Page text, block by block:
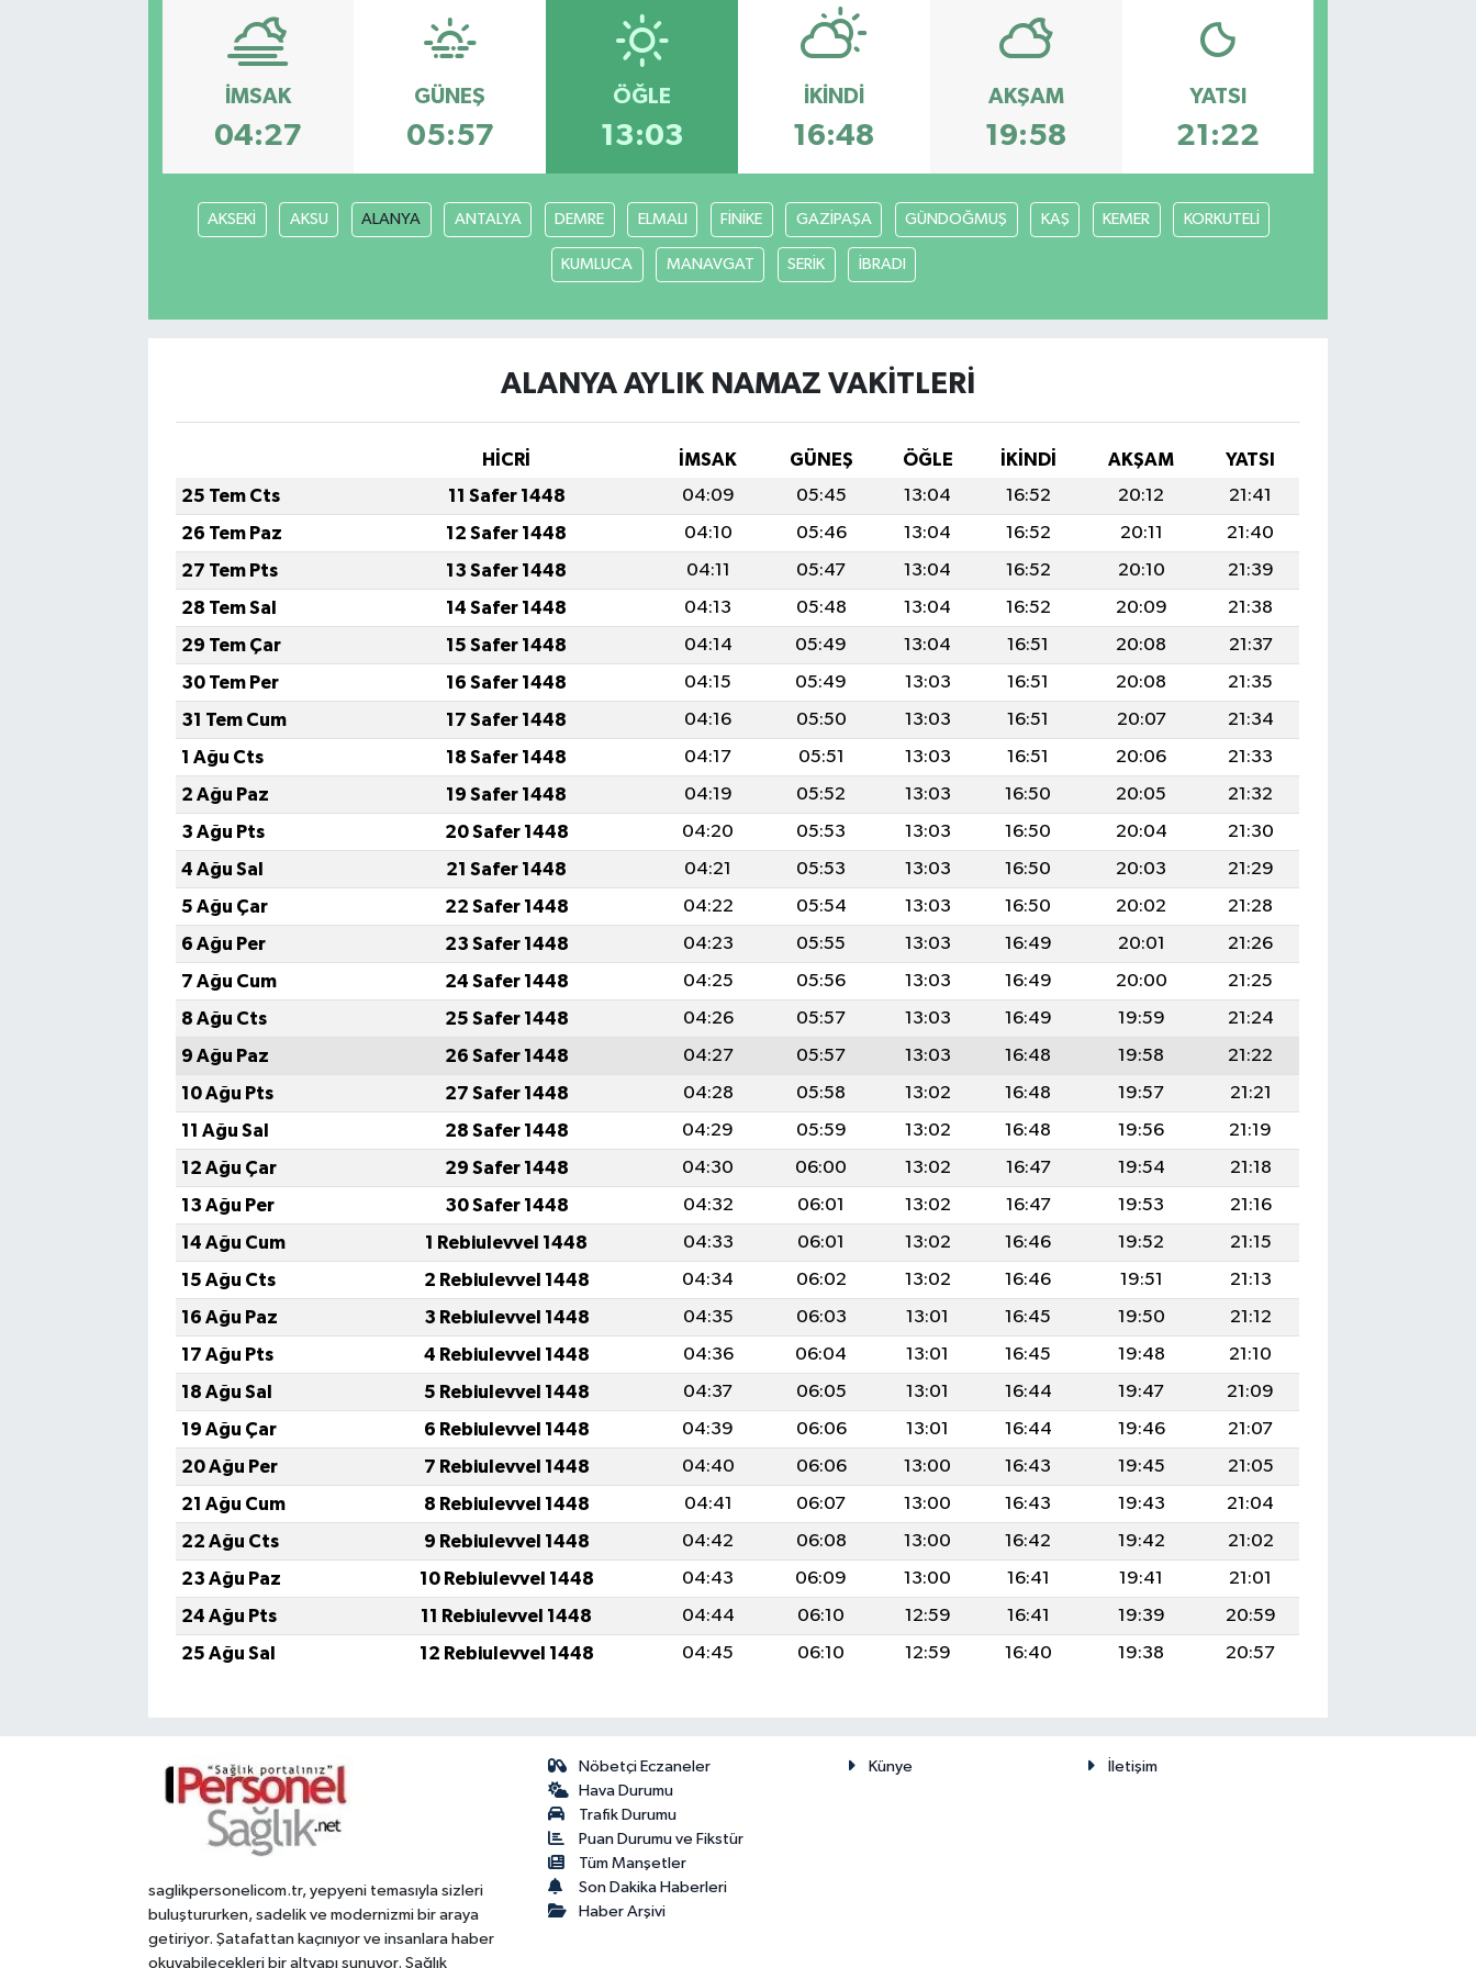
İMSAK
04:27
GÜNEŞ
05:57
ÖĞLE
13:03
İKINDI
16:48
AKŞAM
19:58
YATSI
21:22
AKSEKİ AKSU ALANYA ANTALYA DEMRE ELMALI FİNİKE GAZİPAŞA GÜNDOĞMUŞ KAŞ KEMER KORKUTELİ
KUMLUCA MANAVGAT SERİK İBRADI
ALANYA AYLIK NAMAZ VAKITLERI
HİCRİ İMSAK GÜNEŞ ÖĞLE İKINDI AKŞAM
YATSI
25 Tem Cts
11 Safer 1448 04:09 05:45 13:04 16:52 20:12
21:41
26 Tem Paz
12 Safer 1448 04:10 05:46 13:04 16:52 20:11
21:40
27 Tem Pts
13 Safer 1448 04:11 05:47 13:04 16:52 20:10
21:39
28 Tem Sal
14 Safer 1448 04:13 05:48 13:04 16:52 20:09
21:38
29 Tem Çar
15 Safer 1448 04:14 05:49 13:04 16:51 20:08
21:37
30 Tem Per
16 Safer 1448 04:15 05:49 13:03 16:51 20:08
21:35
31 Tem Cum
17 Safer 1448 04:16 05:50 13:03 16:51 20:07
21:34
1 Ağu Cts
18 Safer 1448 04:17 05:51 13:03 16:51 20:06
21:33
2 Ağu Paz
19 Safer 1448 04:19 05:52 13:03 16:50 20:05
21:32
3 Ağu Pts
20 Safer 1448 04:20 05:53 13:03 16:50 20:04
21:30
4 Ağu Sal
21 Safer 1448 04:21 05:53 13:03 16:50 20:03
21:29
5 Ağu Çar
22 Safer 1448 04:22 05:54 13:03 16:50 20:02
21:28
6 Ağu Per
23 Safer 1448 04:23 05:55 13:03 16:49 20:01
21:26
7 Ağu Cum
24 Safer 1448 04:25 05:56 13:03 16:49 20:00
21:25
8 Ağu Cts
25 Safer 1448 04:26 05:57 13:03 16:49 19:59
21:24
9 Ağu Paz
26 Safer 1448 04:27 05:57 13:03 16:48 19:58
21:22
10 Ağu Pts
27 Safer 1448 04:28 05:58 13:02 16:48 19:57
21:21
11 Ağu Sal
28 Safer 1448 04:29 05:59 13:02 16:48 19:56
21:19
12 Ağu Çar
29 Safer 1448 04:30 06:00 13:02 16:47 19:54
21:18
13 Ağu Per
30 Safer 1448 04:32 06:01 13:02 16:47 19:53
21:16
14 Ağu Cum
1 Rebiulevvel 1448 04:33 06:01 13:02 16:46 19:52
21:15
15 Ağu Cts
2 Rebiulevvel 1448 04:34 06:02 13:02 16:46 19:51
21:13
16 Ağu Paz
3 Rebiulevvel 1448 04:35 06:03 13:01 16:45 19:50
21:12
17 Ağu Pts
4 Rebiulevvel 1448 04:36 06:04 13:01 16:45 19:48
21:10
18 Ağu Sal
5 Rebiulevvel 1448 04:37 06:05 13:01 16:44 19:47
21:09
19 Ağu Çar
6 Rebiulevvel 1448 04:39 06:06 13:01 16:44 19:46
21:07
20 Ağu Per
7 Rebiulevvel 1448 04:40 06:06 13:00 16:43 19:45
21:05
21 Ağu Cum
8 Rebiulevvel 1448 04:41 06:07 13:00 16:43 19:43
21:04
22 Ağu Cts
9 Rebiulevvel 1448 04:42 06:08 13:00 16:42 19:42
21:02
23 Ağu Paz
10 Rebiulevvel 1448 04:43 06:09 13:00 16:41 19:41
21:01
24 Ağu Pts
11 Rebiulevvel 1448 04:44 06:10 12:59 16:41 19:39
20:59
25 Ağu Sal
12 Rebiulevvel 1448 04:45 06:10 12:59 16:40 19:38 20:57
saglikpersonelicom.tr, yepyeni temasıyla sizleri
buluştururken, sadelik ve modernizmi bir araya
getiriyor. Şatafattan kaçınıyor ve insanlara haber
okuyabilecekleri bir altyapı sunuyor. Sağlık
Nöbetçi Eczaneler
Hava Durumu
Trafik Durumu
Puan Durumu ve Fikstür
Tüm Manşetler
Son Dakika Haberleri
Haber Arşivi
Künye İletişim